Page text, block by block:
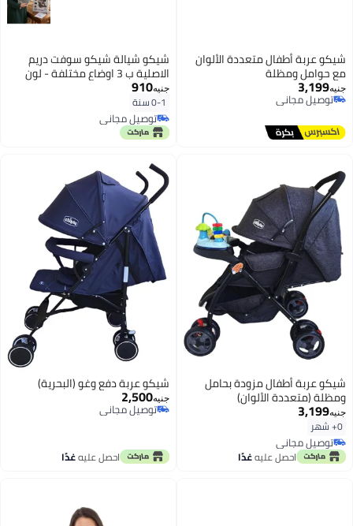
شيكو عربة أطفال متعددة الألوان
مع حوامل ومظلة
جنيه3,199
توصيل مجاني
توصيل مجاني
شيكو شيالة شيكو سوفت دريم
الاصلية ب 3 اوضاع مختلفة - لون
مينت جرين
جنيه910
0-1 سنة
توصيل مجاني
توصيل مجاني
شيكو عربة أطفال مزودة بحامل
ومظلة (متعددة الألوان)
جنيه3,199
0+ شهر
توصيل مجاني
توصيل مجانياحصل عليهغدًا
شيكو عربة دفع وغو (البحرية)
جنيه2,500
توصيل مجاني
توصيل مجاني
احصل عليهغدًا